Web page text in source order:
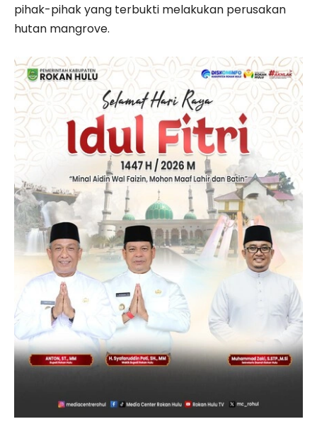
pihak-pihak yang terbukti melakukan perusakan
hutan mangrove.